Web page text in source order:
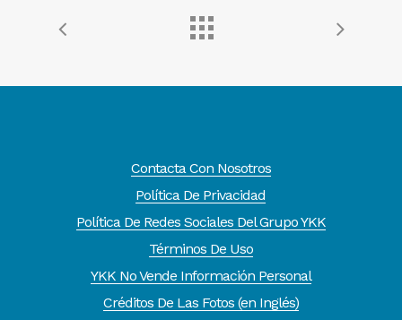
Contacta Con Nosotros
Política De Privacidad
Política De Redes Sociales Del Grupo YKK
Términos De Uso
YKK No Vende Información Personal
Créditos De Las Fotos (en Inglés)